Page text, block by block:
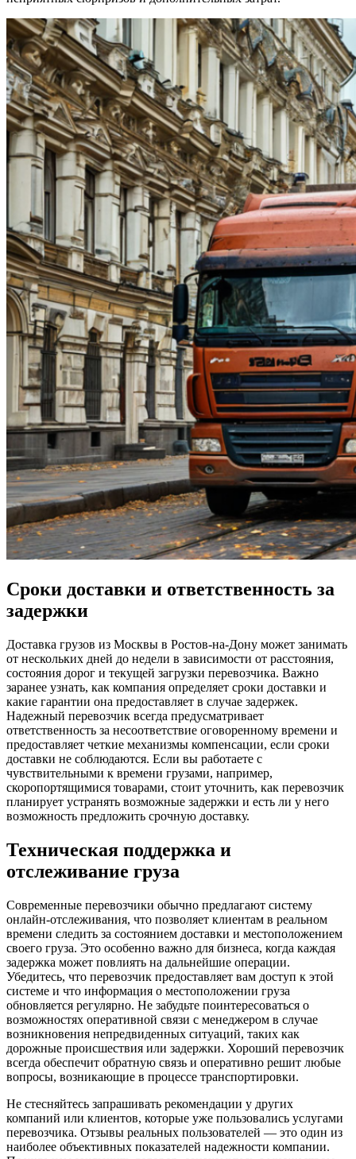
Сроки доставки и ответственность за
задержки
Доставка грузов из Москвы в Ростов-на-Дону может занимать
от нескольких дней до недели в зависимости от расстояния,
состояния дорог и текущей загрузки перевозчика. Важно
заранее узнать, как компания определяет сроки доставки и
какие гарантии она предоставляет в случае задержек.
Надежный перевозчик всегда предусматривает
ответственность за несоответствие оговоренному времени и
предоставляет четкие механизмы компенсации, если сроки
доставки не соблюдаются. Если вы работаете с
чувствительными к времени грузами, например,
скоропортящимися товарами, стоит уточнить, как перевозчик
планирует устранять возможные задержки и есть ли у него
возможность предложить срочную доставку.
Техническая поддержка и
отслеживание груза
Современные перевозчики обычно предлагают систему
онлайн-отслеживания, что позволяет клиентам в реальном
времени следить за состоянием доставки и местоположением
своего груза. Это особенно важно для бизнеса, когда каждая
задержка может повлиять на дальнейшие операции.
Убедитесь, что перевозчик предоставляет вам доступ к этой
системе и что информация о местоположении груза
обновляется регулярно. Не забудьте поинтересоваться о
возможностях оперативной связи с менеджером в случае
возникновения непредвиденных ситуаций, таких как
дорожные происшествия или задержки. Хороший перевозчик
всегда обеспечит обратную связь и оперативно решит любые
вопросы, возникающие в процессе транспортировки.
Не стесняйтесь запрашивать рекомендации у других
компаний или клиентов, которые уже пользовались услугами
перевозчика. Отзывы реальных пользователей — это один из
наиболее объективных показателей надежности компании.